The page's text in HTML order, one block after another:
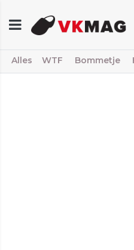
Alles WTF Bommetje